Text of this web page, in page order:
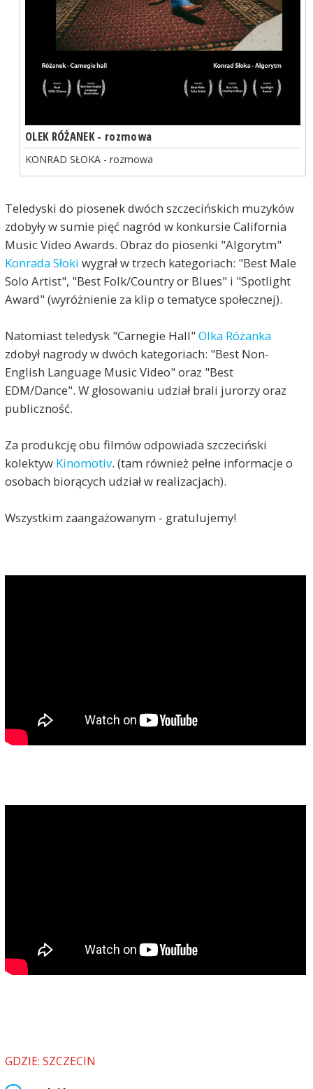
OLEK RÓŻANEK - rozmowa
KONRAD SŁOKA - rozmowa
Teledyski do piosenek dwóch szczecińskich muzyków
zdobyły w sumie pięć nagród w konkursie California
Music Video Awards. Obraz do piosenki "Algorytm"
Konrada Słoki wygrał w trzech kategoriach: "Best Male
Solo Artist", "Best Folk/Country or Blues" i "Spotlight
Award" (wyróżnienie za klip o tematyce społecznej).
Natomiast teledysk "Carnegie Hall" Olka Różanka
zdobył nagrody w dwóch kategoriach: "Best Non-
English Language Music Video" oraz "Best
EDM/Dance". W głosowaniu udział brali jurorzy oraz
publiczność.
Za produkcję obu filmów odpowiada szczeciński
kolektyw Kinomotiv. (tam również pełne informacje o
osobach biorących udział w realizacjach).
Wszystkim zaangażowanym - gratulujemy!
GDZIE: SZCZECIN